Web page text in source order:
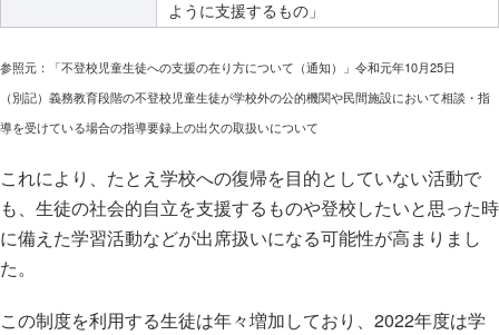
ように支援するもの」
参照元：「不登校児童生徒への支援の在り方について（通知）」令和元年10月25日
（別記）義務教育段階の不登校児童生徒が学校外の公的機関や民間施設において相談・指
導を受けている場合の指導要録上の出欠の取扱いについて
これにより、たとえ学校への復帰を目的としていない活動で
も、生徒の社会的自立を支援するものや登校したいと思った時
に備えた学習活動などが出席扱いになる可能性が高まりまし
た。
この制度を利用する生徒は年々増加しており、2022年度は学